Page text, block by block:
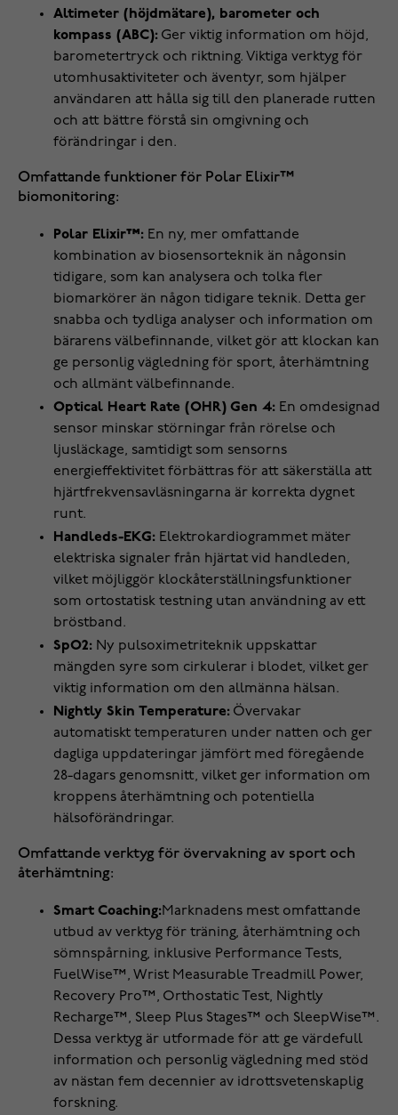
Altimeter (höjdmätare), barometer och
kompass (ABC): Ger viktig information om höjd,
barometertryck och riktning. Viktiga verktyg för
utomhusaktiviteter och äventyr, som hjälper
användaren att hålla sig till den planerade rutten
och att bättre förstå sin omgivning och
förändringar i den.
Omfattande funktioner för Polar Elixir™
biomonitoring:
Polar Elixir™: En ny, mer omfattande
kombination av biosensorteknik än någonsin
tidigare, som kan analysera och tolka fler
biomarkörer än någon tidigare teknik. Detta ger
snabba och tydliga analyser och information om
bärarens välbefinnande, vilket gör att klockan kan
ge personlig vägledning för sport, återhämtning
och allmänt välbefinnande.
Optical Heart Rate (OHR) Gen 4: En omdesignad
sensor minskar störningar från rörelse och
ljusläckage, samtidigt som sensorns
energieffektivitet förbättras för att säkerställa att
hjärtfrekvensavläsningarna är korrekta dygnet
runt.
Handleds-EKG: Elektrokardiogrammet mäter
elektriska signaler från hjärtat vid handleden,
vilket möjliggör klockåterställningsfunktioner
som ortostatisk testning utan användning av ett
bröstband.
SpO2: Ny pulsoximetriteknik uppskattar
mängden syre som cirkulerar i blodet, vilket ger
viktig information om den allmänna hälsan.
Nightly Skin Temperature: Övervakar
automatiskt temperaturen under natten och ger
dagliga uppdateringar jämfört med föregående
28-dagars genomsnitt, vilket ger information om
kroppens återhämtning och potentiella
hälsoförändringar.
Omfattande verktyg för övervakning av sport och
återhämtning:
Smart Coaching:Marknadens mest omfattande
utbud av verktyg för träning, återhämtning och
sömnspårning, inklusive Performance Tests,
FuelWise™, Wrist Measurable Treadmill Power,
Recovery Pro™, Orthostatic Test, Nightly
Recharge™, Sleep Plus Stages™ och SleepWise™.
Dessa verktyg är utformade för att ge värdefull
information och personlig vägledning med stöd
av nästan fem decennier av idrottsvetenskaplig
forskning.